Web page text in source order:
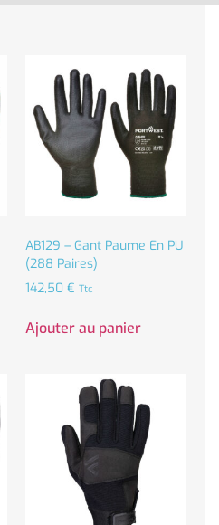
AB129 – Gant Paume En PU
(288 Paires)
142,50 € Ttc
Ajouter au panier